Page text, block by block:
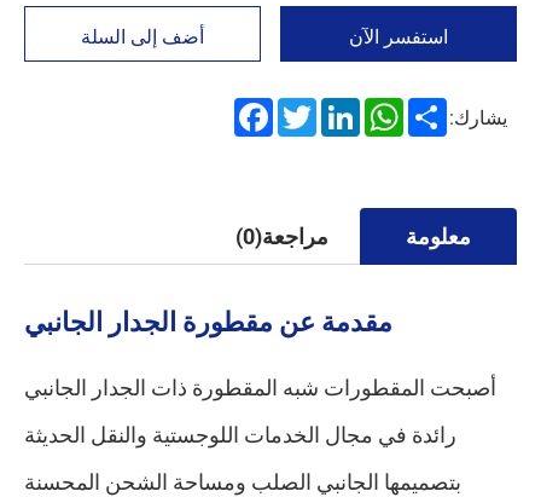
استفسر الآن أضف إلى السلة
يشارك: FacebookTwitterLinkedIn
WhatsApp Share
معلومة مراجعة(0)
مقدمة عن مقطورة الجدار الجانبي
أصبحت المقطورات شبه المقطورة ذات الجدار الجانبي
رائدة في مجال الخدمات اللوجستية والنقل الحديثة
بتصميمها الجانبي الصلب ومساحة الشحن المحسنة